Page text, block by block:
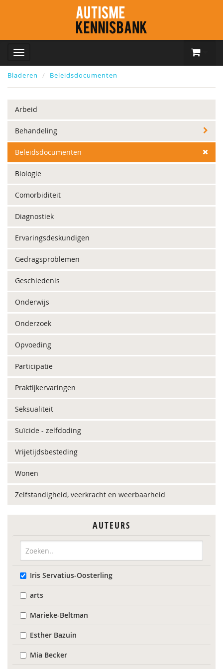
Bladeren Beleidsdocumenten
Arbeid
Behandeling
Beleidsdocumenten
Biologie
Comorbiditeit
Diagnostiek
Ervaringsdeskundigen
Gedragsproblemen
Geschiedenis
Onderwijs
Onderzoek
Opvoeding
Participatie
Praktijkervaringen
Seksualiteit
Suïcide - zelfdoding
Vrijetijdsbesteding
Wonen
Zelfstandigheid, veerkracht en weerbaarheid
AUTEURS
Iris Servatius-Oosterling
arts
Marieke-Beltman
Esther Bazuin
Mia Becker